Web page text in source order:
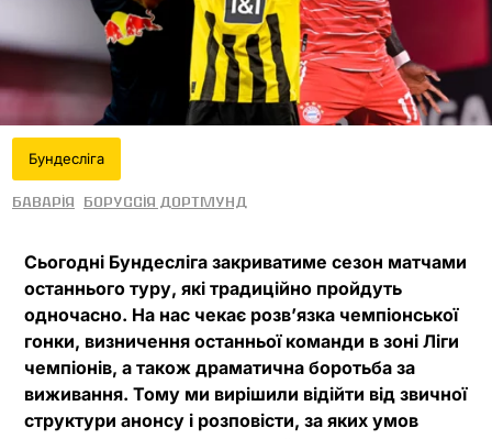
Бундесліга
Баварія Боруссія Дортмунд
Сьогодні Бундесліга закриватиме сезон матчами
останнього туру, які традиційно пройдуть
одночасно. На нас чекає розв’язка чемпіонської
гонки, визничення останньої команди в зоні Ліги
чемпіонів, а також драматична боротьба за
виживання. Тому ми вирішили відійти від звичної
структури анонсу і розповісти, за яких умов